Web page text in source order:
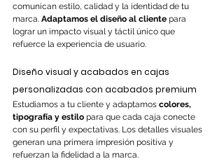
comunican estilo, calidad y la identidad de tu
marca. Adaptamos el diseño al cliente para
lograr un impacto visual y táctil único que
refuerce la experiencia de usuario.
Diseño visual y acabados en cajas
personalizadas con acabados premium
Estudiamos a tu cliente y adaptamos colores,
tipografía y estilo para que cada caja conecte
con su perfil y expectativas. Los detalles visuales
generan una primera impresión positiva y
refuerzan la fidelidad a la marca.